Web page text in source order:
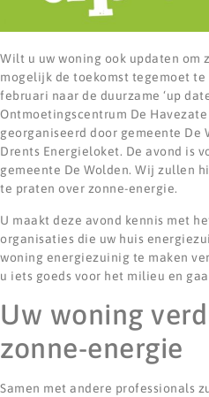
Wilt u uw woning ook updaten om
mogelijk de toekomst tegemoet te
februari naar de duurzame ‘up
Ontmoetingscentrum De
georganiseerd door gemeente De
Drents Energieloket. De avond is
gemeente De Wolden. Wij zullen
te praten over zonne-energie.
U maakt deze avond kennis met
organisaties die uw huis
woning energiezuinig te maken
u iets goeds voor het milieu en
Uw woning
zonne-energie
Samen met andere professionals